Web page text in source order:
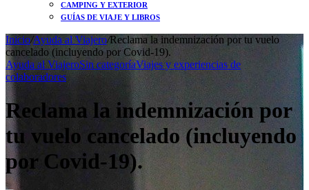
CAMPING Y EXTERIOR
GUÍAS DE VIAJE Y LIBROS
Inicio/Ayuda al Viajero/Reclama la indemnización por tu vuelo
cancelado (incluyendo por Covid-19).
Ayuda al ViajeroSin categoríaViajes y experiencias de
colaboradores
Reclama la indemnización por
tu vuelo cancelado (incluyendo
por Covid-19).